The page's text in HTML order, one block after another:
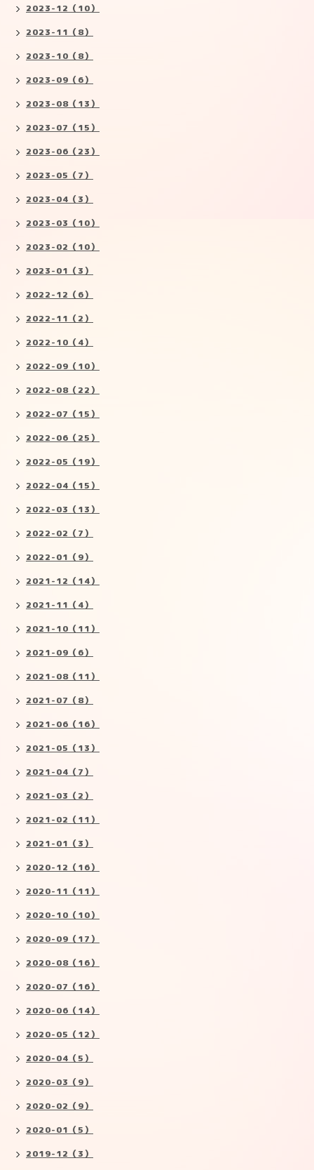
2023-12（10）
2023-11（8）
2023-10（8）
2023-09（6）
2023-08（13）
2023-07（15）
2023-06（23）
2023-05（7）
2023-04（3）
2023-03（10）
2023-02（10）
2023-01（3）
2022-12（6）
2022-11（2）
2022-10（4）
2022-09（10）
2022-08（22）
2022-07（15）
2022-06（25）
2022-05（19）
2022-04（15）
2022-03（13）
2022-02（7）
2022-01（9）
2021-12（14）
2021-11（4）
2021-10（11）
2021-09（6）
2021-08（11）
2021-07（8）
2021-06（16）
2021-05（13）
2021-04（7）
2021-03（2）
2021-02（11）
2021-01（3）
2020-12（16）
2020-11（11）
2020-10（10）
2020-09（17）
2020-08（16）
2020-07（16）
2020-06（14）
2020-05（12）
2020-04（5）
2020-03（9）
2020-02（9）
2020-01（5）
2019-12（3）